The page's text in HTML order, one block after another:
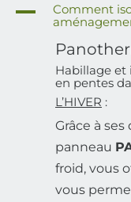
A
Comment
Habillage et
en pentes
L’HIVER :
Grâce à ses
panneau
froid, vous
vous